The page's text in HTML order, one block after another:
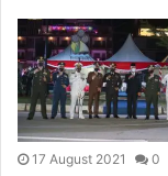
17 August 2021 0